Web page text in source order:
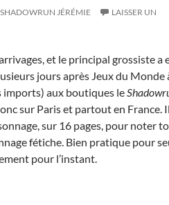
SHADOWRUN JÉRÉMIE
LAISSER UN
et le principal grossiste a
jours après Jeux du Monde
imports) aux boutiques le
sur Paris et partout en France. Il
sur 16 pages, pour noter
fétiche. Bien pratique pour
pour l’instant.